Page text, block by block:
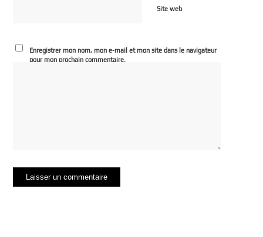
Site web
Enregistrer mon nom, mon e-mail et mon site dans le navigateur
pour mon prochain commentaire.